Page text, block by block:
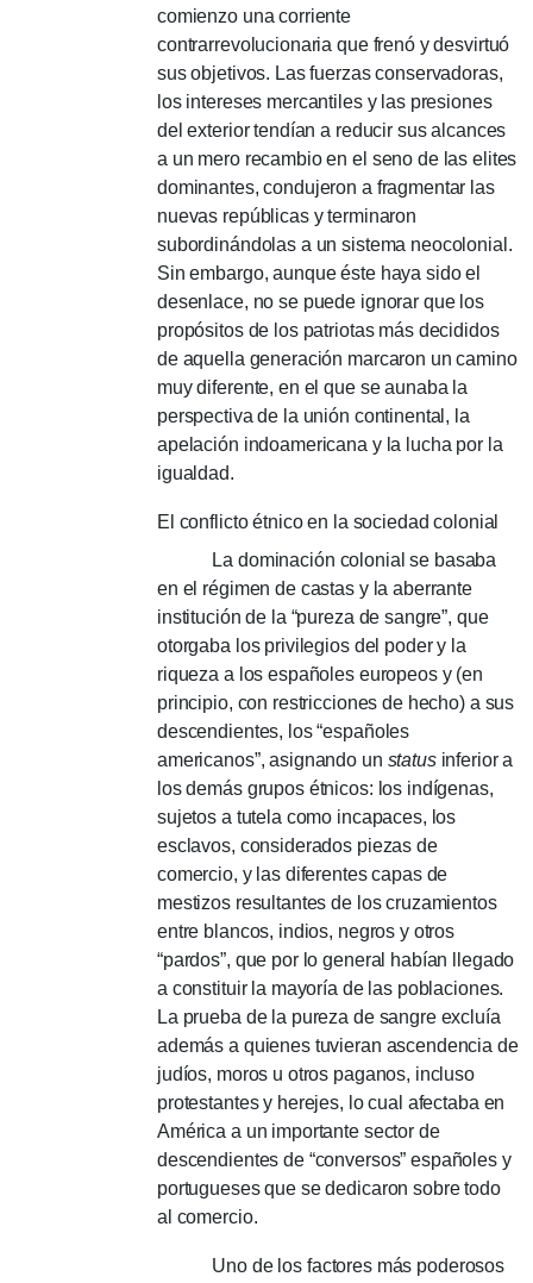
comienzo una corriente
contrarrevolucionaria que frenó y desvirtuó
sus objetivos. Las fuerzas conservadoras,
los intereses mercantiles y las presiones
del exterior tendían a reducir sus alcances
a un mero recambio en el seno de las elites
dominantes, condujeron a fragmentar las
nuevas repúblicas y terminaron
subordinándolas a un sistema neocolonial.
Sin embargo, aunque éste haya sido el
desenlace, no se puede ignorar que los
propósitos de los patriotas más decididos
de aquella generación marcaron un camino
muy diferente, en el que se aunaba la
perspectiva de la unión continental, la
apelación indoamericana y la lucha por la
igualdad.
El conflicto étnico en la sociedad colonial
La dominación colonial se basaba
en el régimen de castas y la aberrante
institución de la “pureza de sangre”, que
otorgaba los privilegios del poder y la
riqueza a los españoles europeos y (en
principio, con restricciones de hecho) a sus
descendientes, los “españoles
americanos”, asignando un statusinferior a
los demás grupos étnicos: los indígenas,
sujetos a tutela como incapaces, los
esclavos, considerados piezas de
comercio, y las diferentes capas de
mestizos resultantes de los cruzamientos
entre blancos, indios, negros y otros
“pardos”, que por lo general habían llegado
a constituir la mayoría de las poblaciones.
La prueba de la pureza de sangre excluía
además a quienes tuvieran ascendencia de
judíos, moros u otros paganos, incluso
protestantes y herejes, lo cual afectaba en
América a un importante sector de
descendientes de “conversos” españoles y
portugueses que se dedicaron sobre todo
al comercio.
Uno de los factores más poderosos